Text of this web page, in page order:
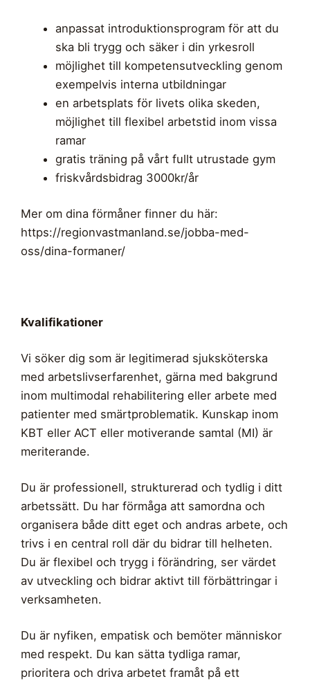
anpassat introduktionsprogram för att du
ska bli trygg och säker i din yrkesroll
möjlighet till kompetensutveckling genom
exempelvis interna utbildningar
en arbetsplats för livets olika skeden,
möjlighet till flexibel arbetstid inom vissa
ramar
gratis träning på vårt fullt utrustade gym
friskvårdsbidrag 3000kr/år
Mer om dina förmåner finner du här:
https://regionvastmanland.se/jobba-med-
oss/dina-formaner/
Kvalifikationer
Vi söker dig som är legitimerad sjuksköterska
med arbetslivserfarenhet, gärna med bakgrund
inom multimodal rehabilitering eller arbete med
patienter med smärtproblematik. Kunskap inom
KBT eller ACT eller motiverande samtal (MI) är
meriterande.
Du är professionell, strukturerad och tydlig i ditt
arbetssätt. Du har förmåga att samordna och
organisera både ditt eget och andras arbete, och
trivs i en central roll där du bidrar till helheten.
Du är flexibel och trygg i förändring, ser värdet
av utveckling och bidrar aktivt till förbättringar i
verksamheten.
Du är nyfiken, empatisk och bemöter människor
med respekt. Du kan sätta tydliga ramar,
prioritera och driva arbetet framåt på ett